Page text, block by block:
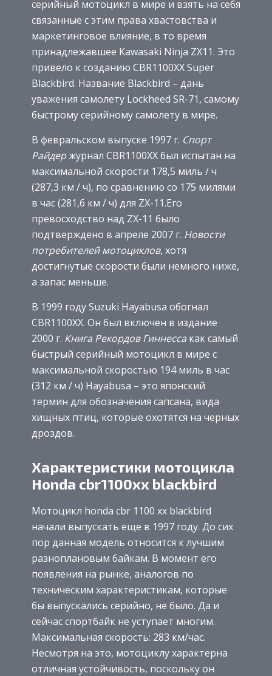
серийный мотоцикл в мире и взять на себя
связанные с этим права хвастовства и
маркетинговое влияние, в то время
принадлежавшее Kawasaki Ninja ZX11. Это
привело к созданию CBR1100XX Super
Blackbird. Название Blackbird – дань
уважения самолету Lockheed SR-71, самому
быстрому серийному самолету в мире.
В февральском выпуске 1997 г. Спорт
Райдержурнал CBR1100XX был испытан на
максимальной скорости 178,5 миль / ч
(287,3 км / ч), по сравнению со 175 милями
в час (281,6 км / ч) для ZX-11.Его
превосходство над ZX-11 было
подтверждено в апреле 2007 г. Новости
потребителей мотоциклов, хотя
достигнутые скорости были немного ниже,
а запас меньше.
В 1999 году Suzuki Hayabusa обогнал
CBR1100XX. Он был включен в издание
2000 г. Книга Рекордов Гиннесса как самый
быстрый серийный мотоцикл в мире с
максимальной скоростью 194 миль в час
(312 км / ч) Hayabusa – это японский
термин для обозначения сапсана, вида
хищных птиц, которые охотятся на черных
дроздов.
Характеристики мотоцикла
Honda cbr1100xx blackbird
Мотоцикл honda cbr 1100 xx blackbird
начали выпускать еще в 1997 году. До сих
пор данная модель относится к лучшим
разноплановым байкам. В момент его
появления на рынке, аналогов по
техническим характеристикам, которые
бы выпускались серийно, не было. Да и
сейчас спортбайк не уступает многим.
Максимальная скорость: 283 км/час.
Несмотря на это, мотоциклу характерна
отличная устойчивость, поскольку он